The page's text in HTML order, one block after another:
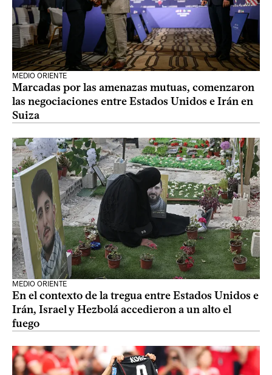
MEDIO ORIENTE
Marcadas por las amenazas mutuas, comenzaron
las negociaciones entre Estados Unidos e Irán en
Suiza
MEDIO ORIENTE
En el contexto de la tregua entre Estados Unidos e
Irán, Israel y Hezbolá accedieron a un alto el
fuego